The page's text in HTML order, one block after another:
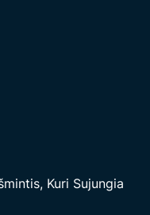
Kuri Sujungia